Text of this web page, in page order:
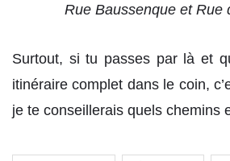
Rue Baussenque et Rue
Surtout, si tu passes par là et
itinéraire complet dans le coin,
je te conseillerais quels chemins